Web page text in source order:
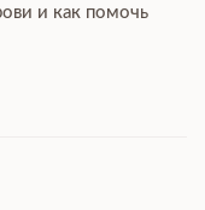
и как помочь